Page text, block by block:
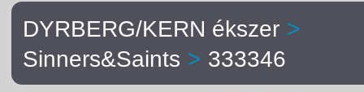
DYRBERG/KERN ékszer >
Sinners&Saints > 333346